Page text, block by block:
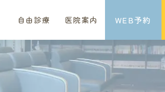
自由診療 医院案内 WEB予約